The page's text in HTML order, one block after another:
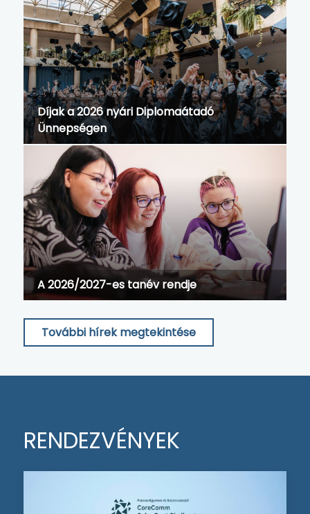
Díjak a 2026 nyári Diplomaátadó
Ünnepségen
A 2026/2027-es tanév rendje
További hírek megtekintése
RENDEZVÉNYEK